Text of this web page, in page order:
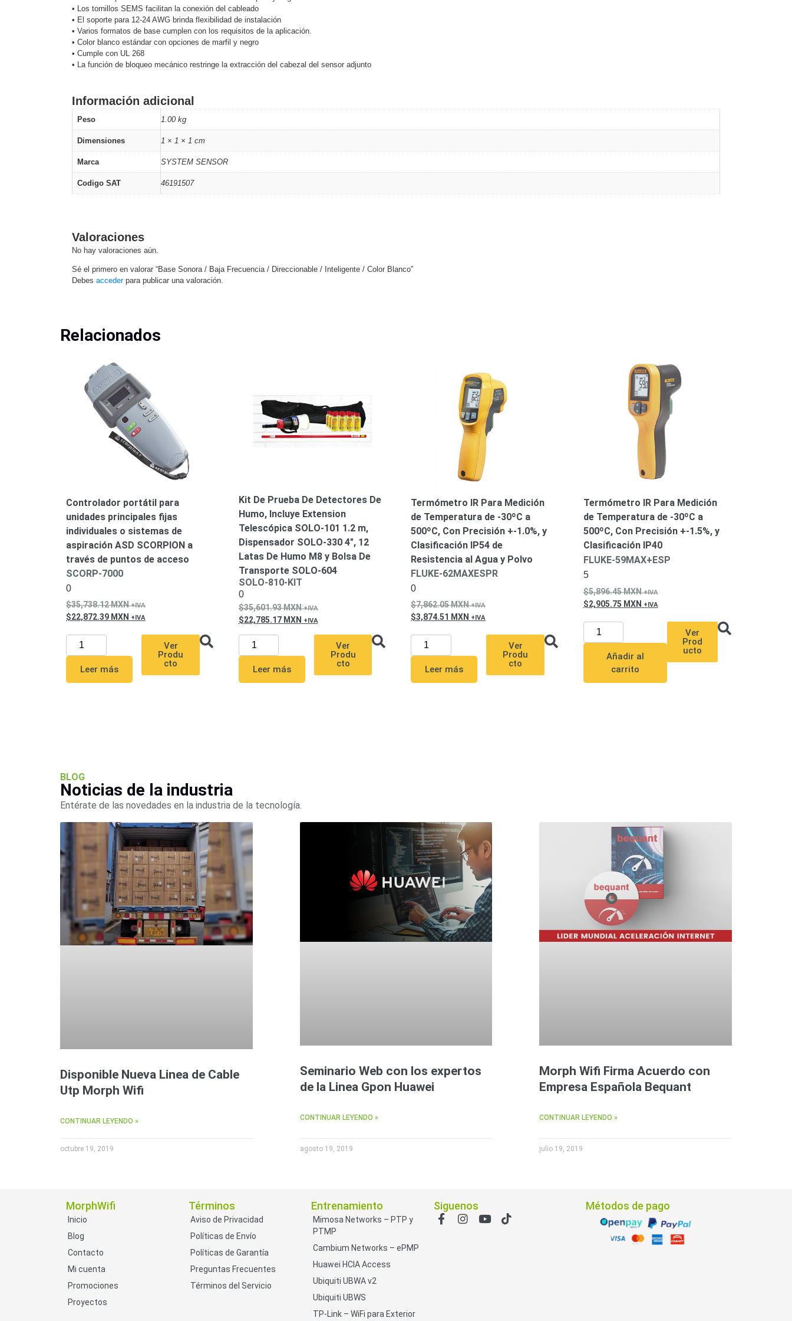
Software VMS y Analíticas
EPCOM Cloud HIKVISION
Videograbadoras Móviles, Dash Cams y Body Cams
AccesoriosBody Cams (Portátiles)
Videoporteros e Interfonos
Accesorios
Intercomunicadores Videoporteros Analógicos
• Los tornillos SEMS facilitan la conexión del cableado
• El soporte para 12-24 AWG brinda flexibilidad de instalación
• Varios formatos de base cumplen con los requisitos de la aplicación.
• Color blanco estándar con opciones de marfil y negro
• Cumple con UL 268
• La función de bloqueo mecánico restringe la extracción del cabezal del sensor adjunto
Información adicional
Peso 1.00 kg
Dimensiones 1 × 1 × 1 cm
Marca SYSTEM SENSOR
Codigo SAT 46191507
Valoraciones
No hay valoraciones aún.
Sé el primero en valorar “Base Sonora / Baja Frecuencia / Direccionable / Inteligente / Color Blanco”
Debes accederpara publicar una valoración.
Relacionados
Controlador portátil para
unidades principales fijas
individuales o sistemas de
aspiración ASD SCORPION a
través de puntos de acceso
SCORP-7000
0
35,738.12MXN
22,872.39 MXN
Leer más
Ver
Produ
cto
Kit De Prueba De Detectores De
Humo, Incluye Extension
Telescópica SOLO-101 1.2 m,
Dispensador SOLO-330 4″, 12
Latas De Humo M8 y Bolsa De
Transporte SOLO-604
SOLO-810-KIT
0
35,601.93MXN
22,785.17 MXN
Leer más
Ver
Produ
cto
Termómetro IR Para Medición
de Temperatura de -30ºC a
500ºC, Con Precisión +-1.0%, y
Clasificación IP54 de
Resistencia al Agua y Polvo
FLUKE-62MAXESPR
0
7,862.05MXN
3,874.51 MXN
Leer más
Ver
Produ
cto
Termómetro IR Para Medición
de Temperatura de -30ºC a
500ºC, Con Precisión +-1.5%, y
Clasificación IP40
FLUKE-59MAX+ESP
5
5,896.45MXN
2,905.75 MXN
Añadir al
carrito
Ver
Prod
ucto
BLOG
Noticias de la industria
Entérate de las novedades en la industria de la tecnología.
Disponible Nueva Linea de Cable
Utp Morph Wifi
CONTINUAR LEYENDO »
octubre 19, 2019
Seminario Web con los expertos
de la Linea Gpon Huawei
CONTINUAR LEYENDO »
agosto 19, 2019
Morph Wifi Firma Acuerdo con
Empresa Española Bequant
CONTINUAR LEYENDO »
julio 19, 2019
MorphWifi
Inicio
Blog
Contacto
Mi cuenta
Promociones
Proyectos
Términos
Aviso de Privacidad
Políticas de Envío
Políticas de Garantía
Preguntas Frecuentes
Términos del Servicio
Entrenamiento
Mimosa Networks – PTP y
PTMP
Cambium Networks – ePMP
Huawei HCIA Access
Ubiquiti UBWA v2
Ubiquiti UBWS
TP-Link – WiFi para Exterior
Siguenos Métodos de pago